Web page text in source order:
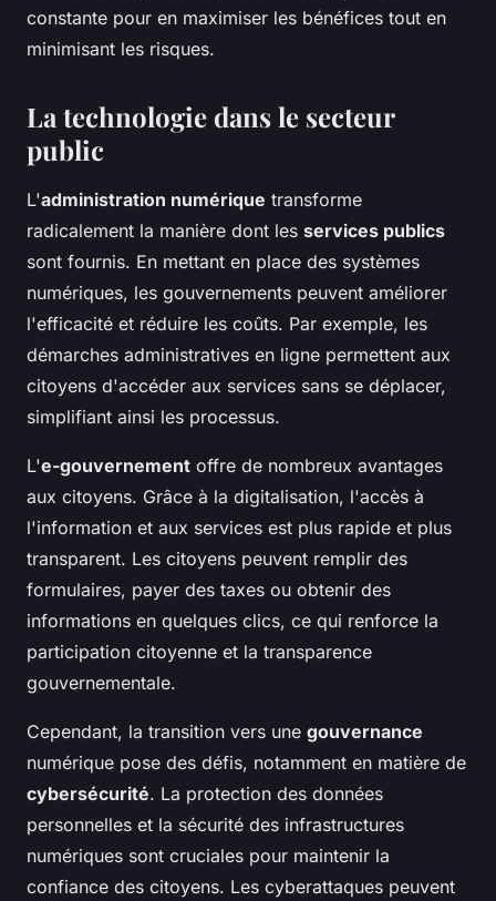
constante pour en maximiser les bénéfices tout en
minimisant les risques.
La technologie dans le secteur
public
L'administration numérique transforme
radicalement la manière dont les services publics
sont fournis. En mettant en place des systèmes
numériques, les gouvernements peuvent améliorer
l'efficacité et réduire les coûts. Par exemple, les
démarches administratives en ligne permettent aux
citoyens d'accéder aux services sans se déplacer,
simplifiant ainsi les processus.
L'e-gouvernement offre de nombreux avantages
aux citoyens. Grâce à la digitalisation, l'accès à
l'information et aux services est plus rapide et plus
transparent. Les citoyens peuvent remplir des
formulaires, payer des taxes ou obtenir des
informations en quelques clics, ce qui renforce la
participation citoyenne et la transparence
gouvernementale.
Cependant, la transition vers une gouvernance
numérique pose des défis, notamment en matière de
cybersécurité. La protection des données
personnelles et la sécurité des infrastructures
numériques sont cruciales pour maintenir la
confiance des citoyens. Les cyberattaques peuvent